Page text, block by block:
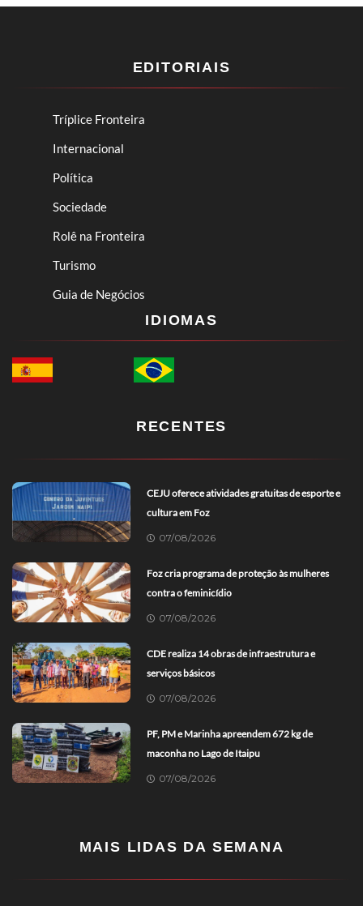
EDITORIAIS
Tríplice Fronteira
Internacional
Política
Sociedade
Rolê na Fronteira
Turismo
Guia de Negócios
IDIOMAS
RECENTES
CEJU oferece atividades gratuitas de esporte e
cultura em Foz
07/08/2026
Foz cria programa de proteção às mulheres
contra o feminicídio
07/08/2026
CDE realiza 14 obras de infraestrutura e
serviços básicos
07/08/2026
PF, PM e Marinha apreendem 672 kg de
maconha no Lago de Itaipu
07/08/2026
MAIS LIDAS DA SEMANA